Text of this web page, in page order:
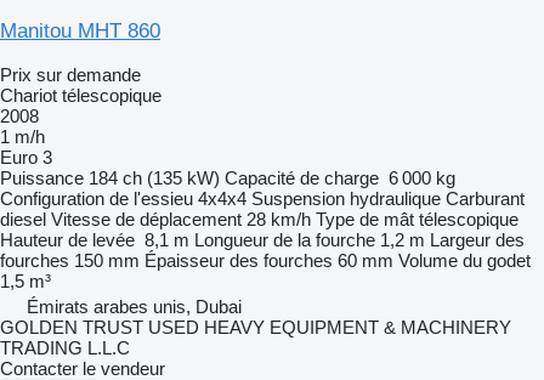
Manitou MHT 860
Prix sur demande
Chariot télescopique
2008
1 m/h
Euro 3
Puissance 184 ch (135 kW) Capacité de charge 6 000 kg
Configuration de l'essieu 4x4x4 Suspension hydraulique Carburant
diesel Vitesse de déplacement 28 km/h Type de mât télescopique
Hauteur de levée 8,1 m Longueur de la fourche 1,2 m Largeur des
fourches 150 mm Épaisseur des fourches 60 mm Volume du godet
1,5 m³
Émirats arabes unis, Dubai
GOLDEN TRUST USED HEAVY EQUIPMENT & MACHINERY
TRADING L.L.C
Contacter le vendeur